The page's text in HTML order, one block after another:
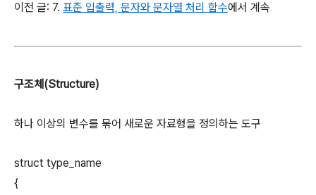
이전 글: 7. 표준 입출력, 문자와 문자열 처리 함수에서 계속
구조체(Structure)
하나 이상의 변수를 묶어 새로운 자료형을 정의하는 도구
struct type_name
{